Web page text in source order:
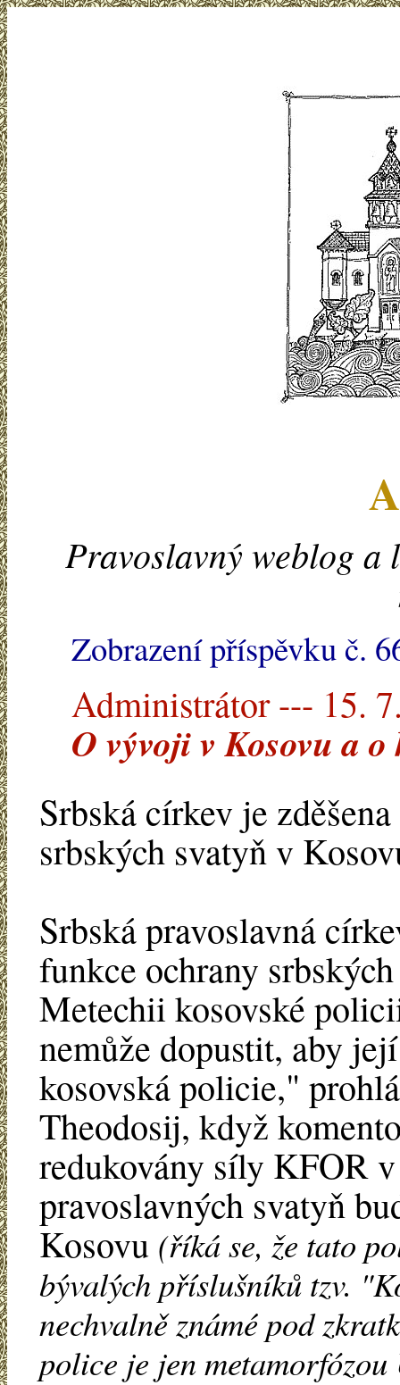
Pravoslavný weblog a
Zobrazení příspěvku č.
Administrátor --- 15.
O vývoji v Kosovu a
Srbská církev je
srbských svatyň v
Srbská pravoslavná
funkce ochrany
Metechii kosovské
nemůže dopustit, aby
kosovská policie,"
Theodosij, když
redukovány síly KFOR
pravoslavných svatyň
Kosovu (říká se, že tato
bývalých příslušníků tzv.
nechvalně známé pod
police je jen